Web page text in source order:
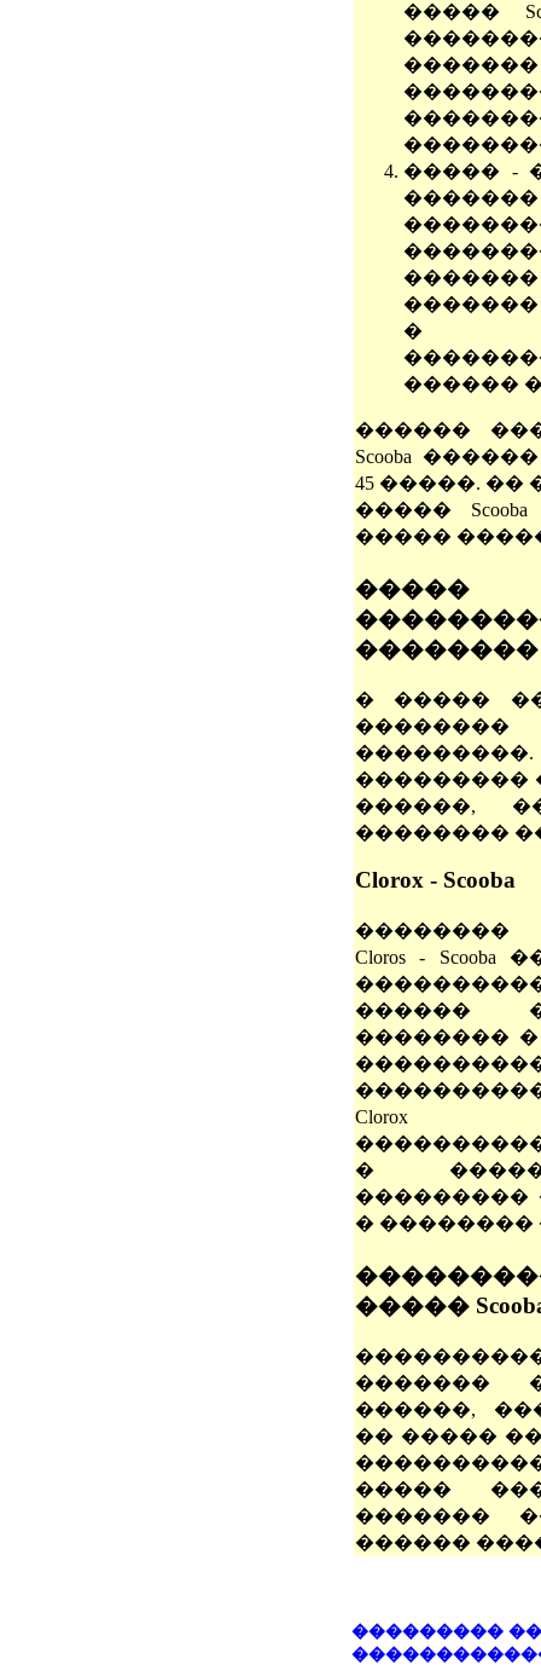
�����
�������
����� -
�
������
������
Scooba
45 �����.
�����
�����
�����
��������
� �����
���������
������,
��������
Clorox - Scooba
��������
Cloros -
������
��������
Clorox
�
���������
� ��������
�����
�������
������,
�� �����
�����
�������
������
���������